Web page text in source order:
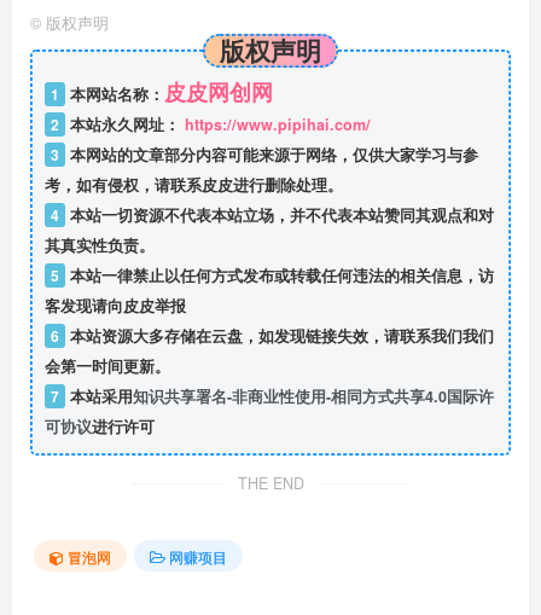
© 版权声明
版权声明
1 本网站名称： 皮皮网创网
2 本站永久网址： https://www.pipihai.com/
3 本网站的文章部分内容可能来源于网络，仅供大家学习与参
考，如有侵权，请联系皮皮进行删除处理。
4 本站一切资源不代表本站立场，并不代表本站赞同其观点和对
其真实性负责。
5 本站一律禁止以任何方式发布或转载任何违法的相关信息，访
客发现请向皮皮举报
6 本站资源大多存储在云盘，如发现链接失效，请联系我们我们
会第一时间更新。
7 本站采用知识共享署名-非商业性使用-相同方式共享4.0国际许
可协议进行许可
THE END
冒泡网 网赚项目